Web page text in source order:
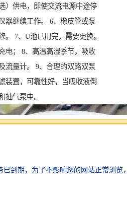
）供电，即使交流电源中途停
器继续工作。 6、橡皮管或泵
。 7、U池已用完，需要更换。
电； 8、高温高湿季节，吸收
流量计。 9、合理的双路双泵
装置，可靠性好，当吸收液倒
抽气泵中。